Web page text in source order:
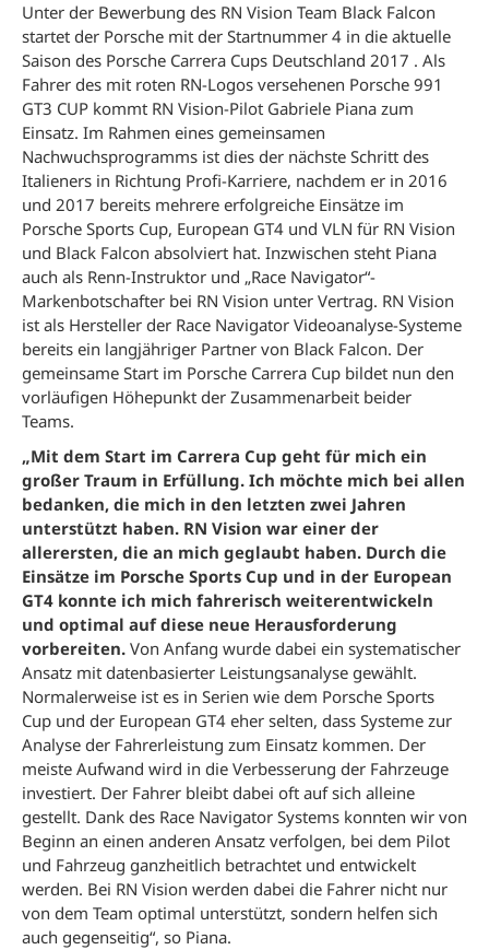
Unter der Bewerbung des RN Vision Team Black Falcon
startet der Porsche mit der Startnummer 4 in die aktuelle
Saison des Porsche Carrera Cups Deutschland 2017 . Als
Fahrer des mit roten RN-Logos versehenen Porsche 991
GT3 CUP kommt RN Vision-Pilot Gabriele Piana zum
Einsatz. Im Rahmen eines gemeinsamen
Nachwuchsprogramms ist dies der nächste Schritt des
Italieners in Richtung Profi-Karriere, nachdem er in 2016
und 2017 bereits mehrere erfolgreiche Einsätze im
Porsche Sports Cup, European GT4 und VLN für RN Vision
und Black Falcon absolviert hat. Inzwischen steht Piana
auch als Renn-Instruktor und „Race Navigator“-
Markenbotschafter bei RN Vision unter Vertrag. RN Vision
ist als Hersteller der Race Navigator Videoanalyse-Systeme
bereits ein langjähriger Partner von Black Falcon. Der
gemeinsame Start im Porsche Carrera Cup bildet nun den
vorläufigen Höhepunkt der Zusammenarbeit beider
Teams.
„Mit dem Start im Carrera Cup geht für mich ein
großer Traum in Erfüllung. Ich möchte mich bei allen
bedanken, die mich in den letzten zwei Jahren
unterstützt haben. RN Vision war einer der
allerersten, die an mich geglaubt haben. Durch die
Einsätze im Porsche Sports Cup und in der European
GT4 konnte ich mich fahrerisch weiterentwickeln
und optimal auf diese neue Herausforderung
vorbereiten. Von Anfang wurde dabei ein systematischer
Ansatz mit datenbasierter Leistungsanalyse gewählt.
Normalerweise ist es in Serien wie dem Porsche Sports
Cup und der European GT4 eher selten, dass Systeme zur
Analyse der Fahrerleistung zum Einsatz kommen. Der
meiste Aufwand wird in die Verbesserung der Fahrzeuge
investiert. Der Fahrer bleibt dabei oft auf sich alleine
gestellt. Dank des Race Navigator Systems konnten wir von
Beginn an einen anderen Ansatz verfolgen, bei dem Pilot
und Fahrzeug ganzheitlich betrachtet und entwickelt
werden. Bei RN Vision werden dabei die Fahrer nicht nur
von dem Team optimal unterstützt, sondern helfen sich
auch gegenseitig“, so Piana.